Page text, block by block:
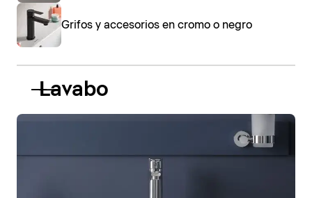
Grifos y accesorios en cromo o negro
Lavabo